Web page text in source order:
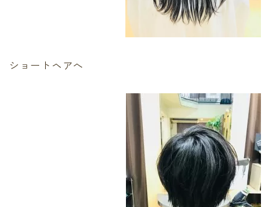
カラーリング中にも栄養を
ショートヘアへ